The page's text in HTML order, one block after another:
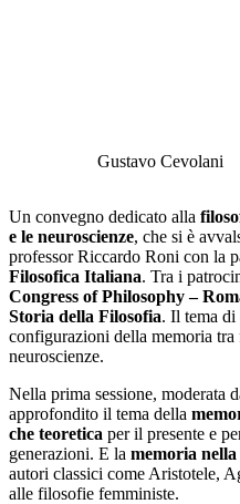
Gustavo Cevolani
Un convegno dedicato alla
e le neuroscienze, che si è
professor Riccardo Roni con la
Filosofica Italiana. Tra i
Congress of Philosophy –
Storia della Filosofia. Il tema di
configurazioni della memoria
neuroscienze.
Nella prima sessione, moderata
approfondito il tema della
che teoretica per il presente e
generazioni. E la memoria
autori classici come Aristotele,
alle filosofie femministe.